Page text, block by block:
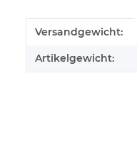
Produkteigenschaft
Wert
Versandgewicht:
Artikelgewicht: